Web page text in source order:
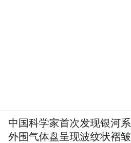
中国科学家首次发现银河系
外围气体盘呈现波纹状褶皱